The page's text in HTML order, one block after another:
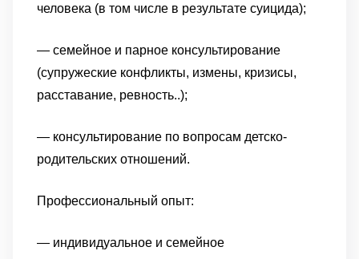
человека (в том числе в результате суицида);
— семейное и парное консультирование
(супружеские конфликты, измены, кризисы,
расставание, ревность..);
— консультирование по вопросам детско-
родительских отношений.
Профессиональный опыт:
— индивидуальное и семейное